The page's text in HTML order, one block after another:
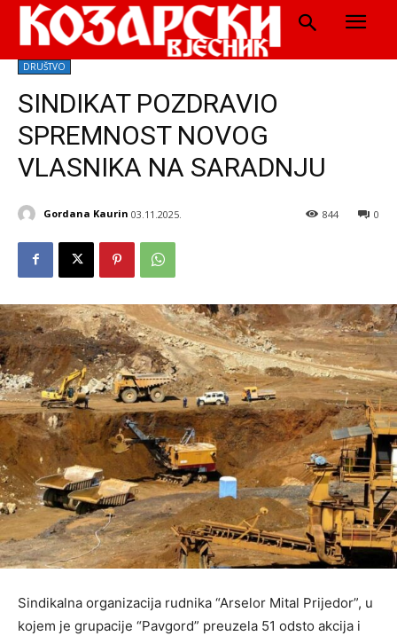
DRUŠTVO
SINDIKAT POZDRAVIO
SPREMNOST NOVOG
VLASNIKA NA SARADNJU
Gordana Kaurin 03.11.2025. 0
844
Sindikalna organizacija rudnika “Arselor Mital Prijedor”, u
kojem je grupacije “Pavgord” preuzela 51 odsto akcija i